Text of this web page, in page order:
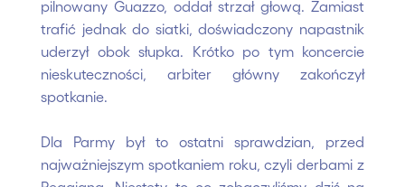
pilnowany Guazzo, oddał strzał głową. Zamiast
trafić jednak do siatki, doświadczony napastnik
uderzył obok słupka. Krótko po tym koncercie
nieskuteczności, arbiter główny zakończył
spotkanie.
Dla Parmy był to ostatni sprawdzian, przed
najważniejszym spotkaniem roku, czyli derbami z